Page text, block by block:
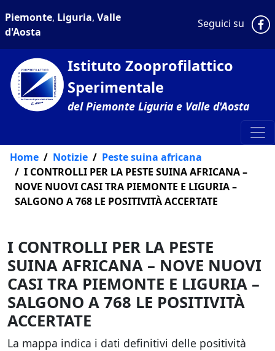
Piemonte, Liguria, Valle
d'Aosta
Seguici su
Istituto Zooprofilattico
Sperimentale
del Piemonte Liguria e Valle d'Aosta
Home Notizie
Peste suina africana
I CONTROLLI PER LA PESTE SUINA AFRICANA –
NOVE NUOVI CASI TRA PIEMONTE E LIGURIA –
SALGONO A 768 LE POSITIVITÀ ACCERTATE
I CONTROLLI PER LA PESTE
SUINA AFRICANA – NOVE NUOVI
CASI TRA PIEMONTE E LIGURIA –
SALGONO A 768 LE POSITIVITÀ
ACCERTATE
La mappa indica i dati definitivi delle positività